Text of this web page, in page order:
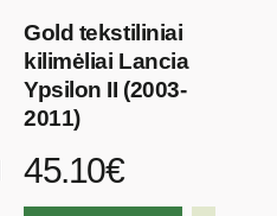
Gold tekstiliniai
kilimėliai Lancia
Ypsilon II (2003-
2011)
45.10€